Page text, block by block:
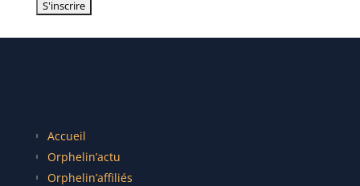
Accueil
Orphelin’actu
Orphelin’affiliés